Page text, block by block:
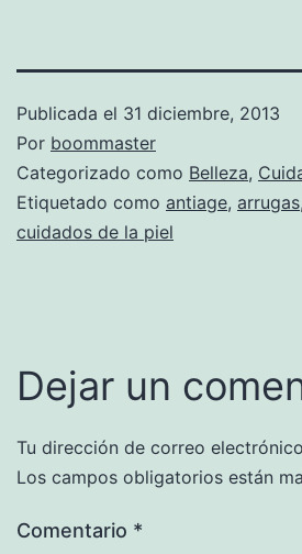
Publicada el 31 diciembre, 2013
Por boommaster
Categorizado como Belleza,
Etiquetado como antiage, arrugas,
cuidados de la piel
Dejar un
Tu dirección de correo
Los campos obligatorios están
Comentario *